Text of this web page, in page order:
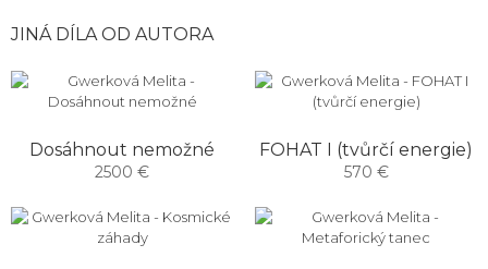
JINÁ DÍLA OD AUTORA
Dosáhnout nemožné
2500 €
FOHAT I (tvůrčí energie)
570 €